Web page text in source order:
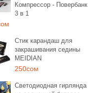
Компрессор - Повербанк
3 в 1
Стик карандаш для
закрашивания седины
MEIDIAN
250сом
Светодиодная гирлянда